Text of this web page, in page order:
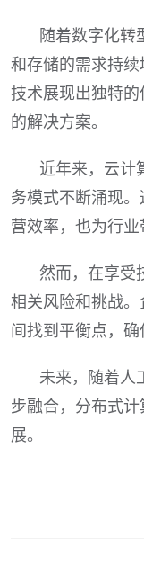
随着数字化转
和存储的需求持
技术展现出独特
的解决方案。
近年来，云计
务模式不断涌现
营效率，也为行业
然而，在享受
相关风险和挑战
间找到平衡点，确
未来，随着人
步融合，分布式
展。